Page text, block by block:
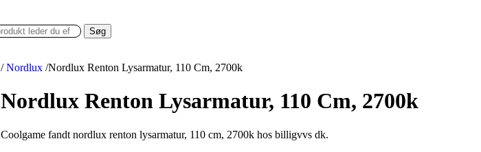
Søg
/ Nordlux /Nordlux Renton Lysarmatur, 110 Cm, 2700k
Nordlux Renton Lysarmatur, 110 Cm, 2700k
Coolgame fandt nordlux renton lysarmatur, 110 cm, 2700k hos billigvvs dk.